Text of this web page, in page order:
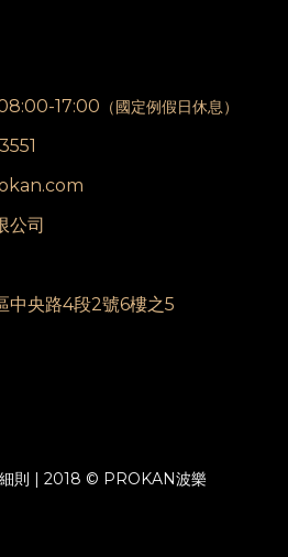
17:00 （國定例假日休息）
公司
中央路4段2號6樓之5
則 | 2018 © PROKAN波樂